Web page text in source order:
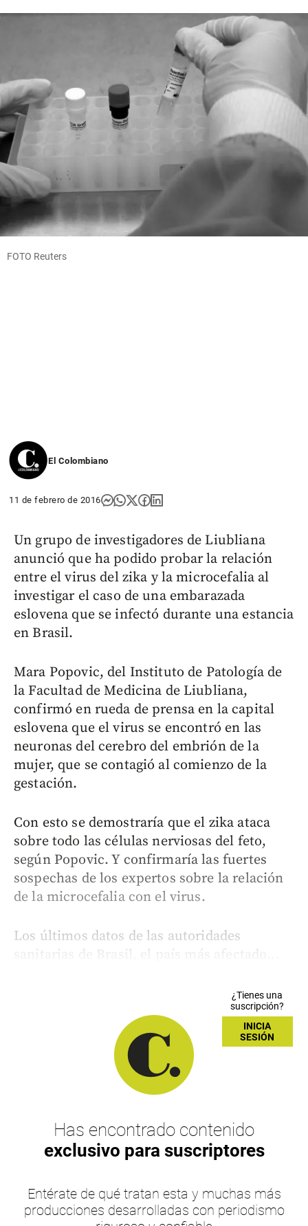
FOTO Reuters
El Colombiano
11 de febrero de 2016
Un grupo de investigadores de Liubliana
anunció que ha podido probar la relación
entre el virus del zika y la microcefalia al
investigar el caso de una embarazada
eslovena que se infectó durante una estancia
en Brasil.
Mara Popovic, del Instituto de Patología de
la Facultad de Medicina de Liubliana,
confirmó en rueda de prensa en la capital
eslovena que el virus se encontró en las
neuronas del cerebro del embrión de la
mujer, que se contagió al comienzo de la
gestación.
Con esto se demostraría que el zika ataca
sobre todo las células nerviosas del feto,
según Popovic. Y confirmaría las fuertes
sospechas de los expertos sobre la relación
de la microcefalia con el virus.
Los últimos datos de las autoridades
sanitarias de Brasil, el país más afectado...
¿Tienes una
suscripción?
INICIA
SESIÓN
Has encontrado contenido
exclusivo para suscriptores
Entérate de qué tratan esta y muchas más
producciones desarrolladas con periodismo